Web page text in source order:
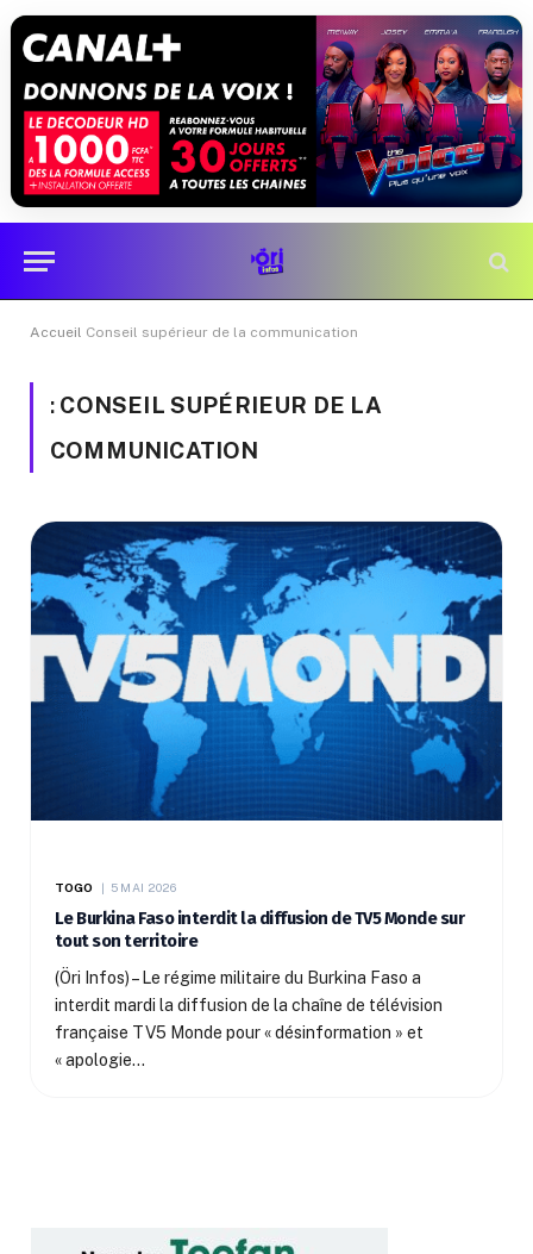
Accueil Conseil supérieur de la communication
: CONSEIL SUPÉRIEUR DE LA
COMMUNICATION
TOGO 5 MAI 2026
Le Burkina Faso interdit la diffusion de TV5 Monde sur
tout son territoire
(Öri Infos) – Le régime militaire du Burkina Faso a
interdit mardi la diffusion de la chaîne de télévision
française TV5 Monde pour « désinformation » et
« apologie…